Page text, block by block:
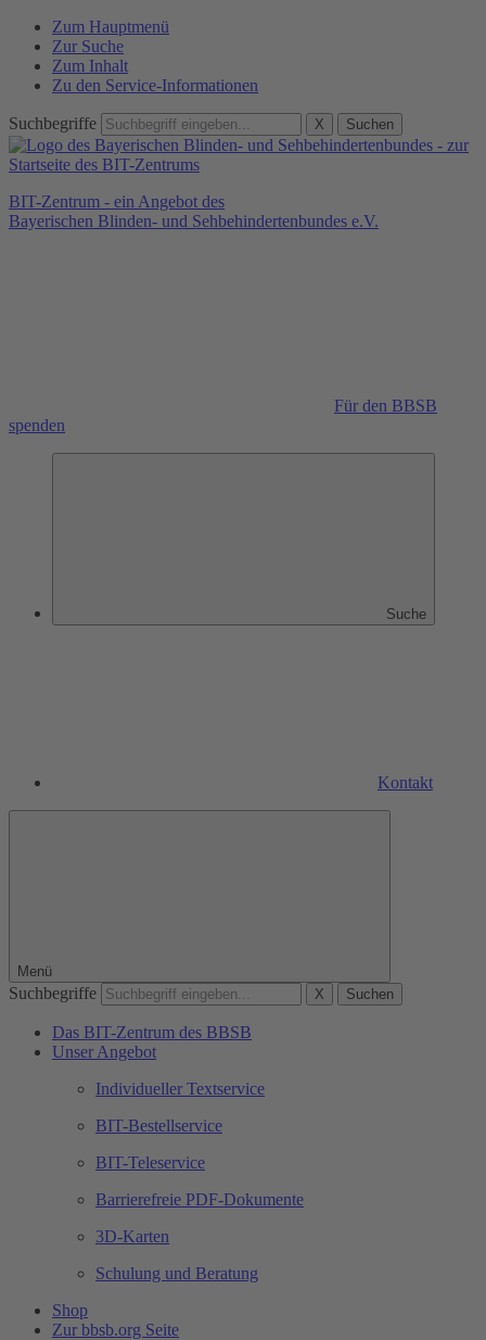
Zum Hauptmenü
Zur Suche
Zum Inhalt
Zu den Service-Informationen
Suchbegriffe X Suchen
BIT-Zentrum - ein Angebot des
Bayerischen Blinden- und Sehbehindertenbundes e.V.
Für den BBSB
spenden
Suche
Kontakt
Menü
Suchbegriffe X Suchen
Das BIT-Zentrum des BBSB
Unser Angebot
Individueller Textservice
BIT-Bestellservice
BIT-Teleservice
Barrierefreie PDF-Dokumente
3D-Karten
Schulung und Beratung
Shop
Zur bbsb.org Seite